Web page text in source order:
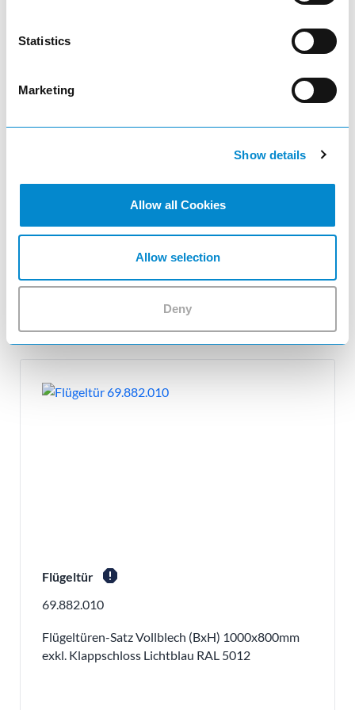
Statistics
Marketing
Show details
Allow all Cookies
Allow selection
Deny
exkl. Klappschloss Lichtblau RAL 5012
Produktmenge auswählen und in
add_shopping_cart
Flügeltür report
69.882.010
Flügeltüren-Satz Vollblech (BxH) 1000x800mm
exkl. Klappschloss Lichtblau RAL 5012